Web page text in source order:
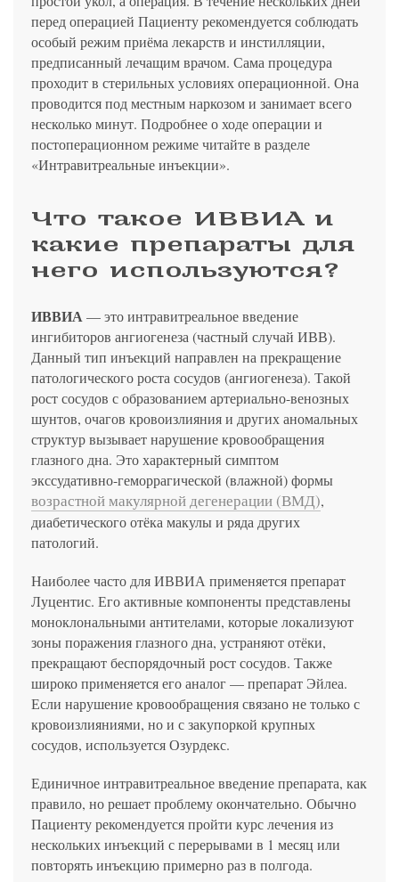
перед операцией Пациенту рекомендуется соблюдать
особый режим приёма лекарств и инстилляции,
предписанный лечащим врачом. Сама процедура
проходит в стерильных условиях операционной. Она
проводится под местным наркозом и занимает всего
несколько минут. Подробнее о ходе операции и
постоперационном режиме читайте в разделе
«Интравитреальные инъекции».
Что такое ИВВИА и
какие препараты для
него используются?
ИВВИА— это интравитреальное введение
ингибиторов ангиогенеза (частный случай ИВВ).
Данный тип инъекций направлен на прекращение
патологического роста сосудов (ангиогенеза). Такой
рост сосудов с образованием артериально-венозных
шунтов, очагов кровоизлияния и других аномальных
структур вызывает нарушение кровообращения
глазного дна. Это характерный симптом
экссудативно-геморрагической (влажной) формы
возрастной макулярной дегенерации (ВМД),
диабетического отёка макулы и ряда других
патологий.
Наиболее часто для ИВВИА применяется препарат
Луцентис. Его активные компоненты представлены
моноклональными антителами, которые локализуют
зоны поражения глазного дна, устраняют отёки,
прекращают беспорядочный рост сосудов. Также
широко применяется его аналог — препарат Эйлеа.
Если нарушение кровообращения связано не только с
кровоизлияниями, но и с закупоркой крупных
сосудов, используется Озурдекс.
Единичное интравитреальное введение препарата, как
правило, но решает проблему окончательно. Обычно
Пациенту рекомендуется пройти курс лечения из
нескольких инъекций с перерывами в 1 месяц или
повторять инъекцию примерно раз в полгода.